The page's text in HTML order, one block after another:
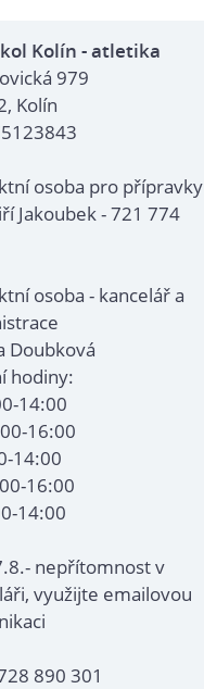
Kolín - atletika
979
Kolín
osoba pro přípravky
Jakoubek - 721 774
osoba - kancelář a
Doubková
hodiny:
14:00
16:00
14:00
16:00
14:00
nepřítomnost v
využijte emailovou
890 301